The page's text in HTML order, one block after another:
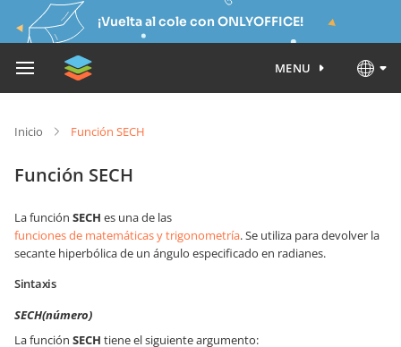
¡Vuelta al cole con ONLYOFFICE!
MENU
Inicio Función SECH
Función SECH
La función SECH es una de las
funciones de matemáticas y trigonometría. Se utiliza para devolver la
secante hiperbólica de un ángulo especificado en radianes.
Sintaxis
SECH(número)
La función SECH tiene el siguiente argumento: